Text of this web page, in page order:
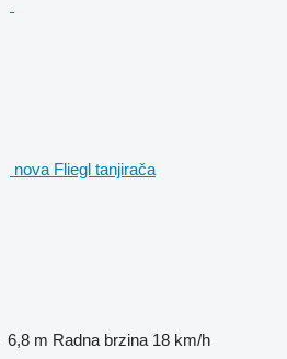
nova Fliegl tanjirača
6,8 m Radna brzina 18 km/h